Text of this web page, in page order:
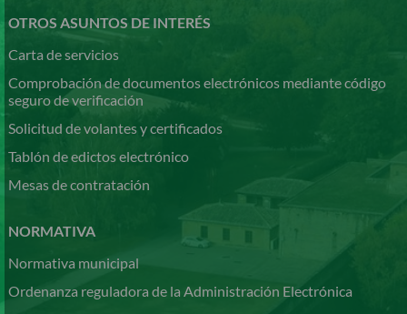
OTROS ASUNTOS DE INTERÉS
Carta de servicios
Comprobación de documentos electrónicos mediante código
seguro de verificación
Solicitud de volantes y certificados
Tablón de edictos electrónico
Mesas de contratación
NORMATIVA
Normativa municipal
Ordenanza reguladora de la Administración Electrónica